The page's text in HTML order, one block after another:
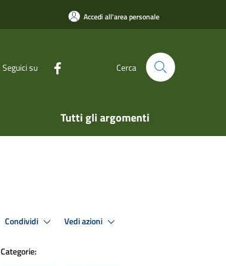
Accedi all'area personale
Seguici su Cerca
Tutti gli argomenti
Condividi Vedi azioni
Categorie: